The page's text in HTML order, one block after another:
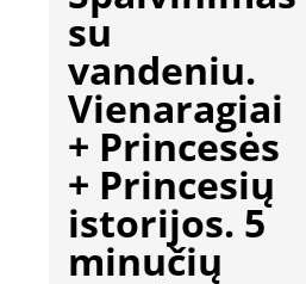
su
vandeniu.
Vienaragiai
+ Princesės
+ Princesių
istorijos. 5
minučių